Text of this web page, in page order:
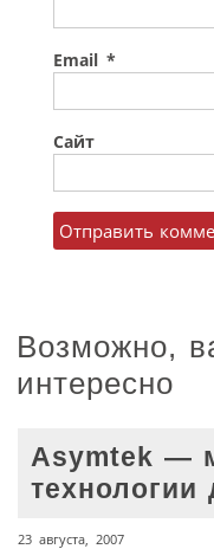
Email *
Сайт
Возможно,
интересно
Asymtek —
технологии
23 августа, 2007